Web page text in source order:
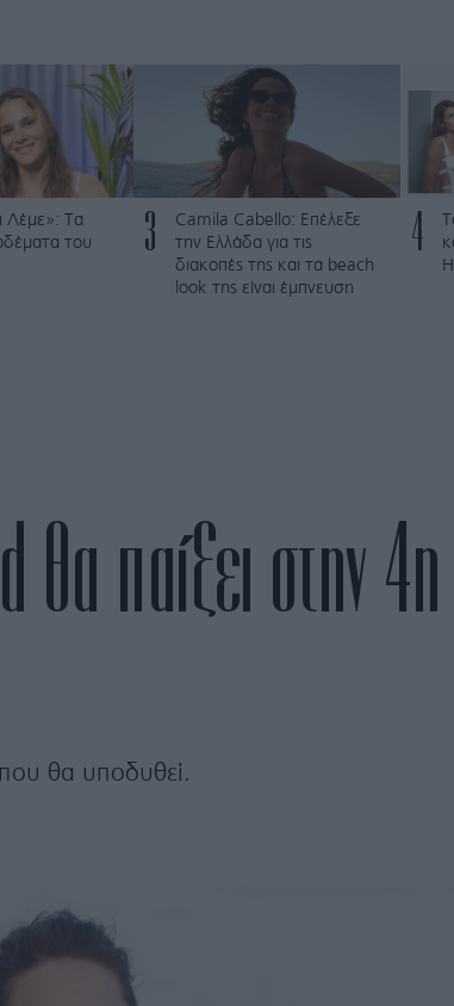
Λέμε»: Τα
του
3
Camila Cabello: Επέλεξε
την Ελλάδα για τις
διακοπές της και τα beach
look της είναι έμπνευση
4
παίξει στην
θα υποδυθεί.